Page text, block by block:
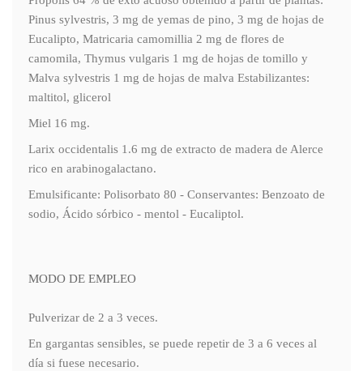
Pinus sylvestris, 3 mg de yemas de pino, 3 mg de hojas de
Eucalipto, Matricaria camomillia 2 mg de flores de
camomila, Thymus vulgaris 1 mg de hojas de tomillo y
Malva sylvestris 1 mg de hojas de malva Estabilizantes:
maltitol, glicerol
Miel 16 mg.
Larix occidentalis 1.6 mg de extracto de madera de Alerce
rico en arabinogalactano.
Emulsificante: Polisorbato 80 - Conservantes: Benzoato de
sodio, Ácido sórbico - mentol - Eucaliptol.
MODO DE EMPLEO
Pulverizar de 2 a 3 veces.
En gargantas sensibles, se puede repetir de 3 a 6 veces al
día si fuese necesario.